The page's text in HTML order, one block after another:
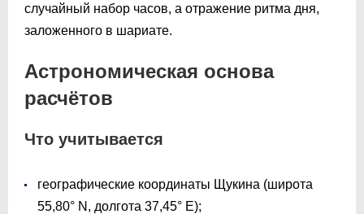
случайный набор часов, а отражение ритма дня,
заложенного в шариате.
Астрономическая основа
расчётов
Что учитывается
географические координаты Щукина (широта
55,80° N, долгота 37,45° E);